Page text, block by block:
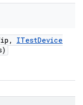
, ITestDevice